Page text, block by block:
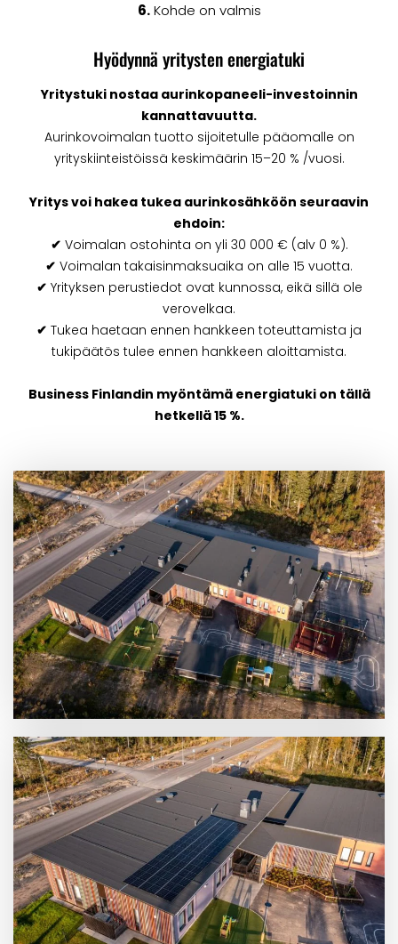
6.Kohde on valmis
Hyödynnä yritysten energiatuki
Yritystuki nostaa aurinkopaneeli-investoinnin
kannattavuutta.
Aurinkovoimalan tuotto sijoitetulle pääomalle on
yrityskiinteistöissä keskimäärin 15–20 % /vuosi.
Yritys voi hakea tukea aurinkosähköön seuraavin
ehdoin:
✔ Voimalan ostohinta on yli 30 000 € (alv 0 %).
✔ Voimalan takaisinmaksuaika on alle 15 vuotta.
✔ Yrityksen perustiedot ovat kunnossa, eikä sillä ole
verovelkaa.
✔ Tukea haetaan ennen hankkeen toteuttamista ja
tukipäätös tulee ennen hankkeen aloittamista.
Business Finlandin myöntämä energiatuki on tällä
hetkellä 15 %.